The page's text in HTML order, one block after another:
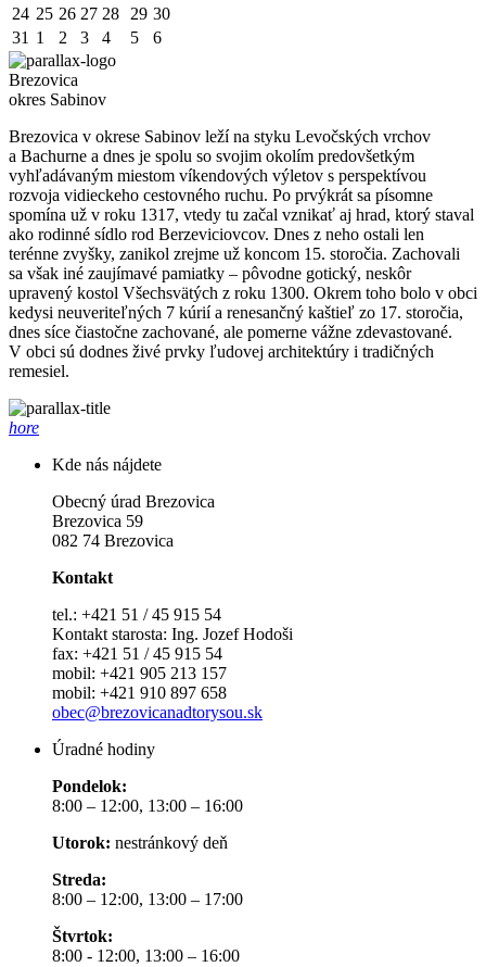
24 25 26 27 28 29 30
31 1 2 3 4 5 6
Brezovica
okres Sabinov
Brezovica v okrese Sabinov leží na styku Levočských vrchov
a Bachurne a dnes je spolu so svojim okolím predovšetkým
vyhľadávaným miestom víkendových výletov s perspektívou
rozvoja vidieckeho cestovného ruchu. Po prvýkrát sa písomne
spomína už v roku 1317, vtedy tu začal vznikať aj hrad, ktorý staval
ako rodinné sídlo rod Berzeviciovcov. Dnes z neho ostali len
terénne zvyšky, zanikol zrejme už koncom 15. storočia. Zachovali
sa však iné zaujímavé pamiatky – pôvodne gotický, neskôr
upravený kostol Všechsvätých z roku 1300. Okrem toho bolo v obci
kedysi neuveriteľných 7 kúrií a renesančný kaštieľ zo 17. storočia,
dnes síce čiastočne zachované, ale pomerne vážne zdevastované.
V obci sú dodnes živé prvky ľudovej architektúry i tradičných
remesiel.
hore
Kde nás nájdete
Obecný úrad Brezovica
Brezovica 59
082 74 Brezovica
Kontakt
tel.: +421 51 / 45 915 54
Kontakt starosta: Ing. Jozef Hodoši
fax: +421 51 / 45 915 54
mobil: +421 905 213 157
mobil: +421 910 897 658
obec@brezovicanadtorysou.sk
Úradné hodiny
Pondelok:
8:00 – 12:00, 13:00 – 16:00
Utorok: nestránkový deň
Streda:
8:00 – 12:00, 13:00 – 17:00
Štvrtok:
8:00 - 12:00, 13:00 – 16:00